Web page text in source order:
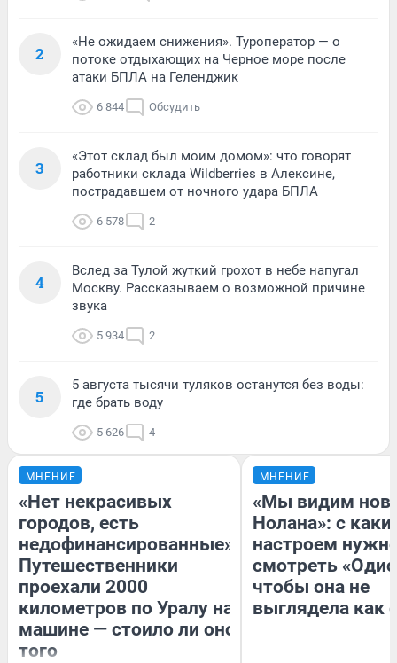
2
«Не ожидаем снижения». Туроператор — о
потоке отдыхающих на Черное море после
атаки БПЛА на Геленджик
6 844 Обсудить
3
«Этот склад был моим домом»: что говорят
работники склада Wildberries в Алексине,
пострадавшем от ночного удара БПЛА
6 578 2
4
Вслед за Тулой жуткий грохот в небе напугал
Москву. Рассказываем о возможной причине
звука
5 934 2
5
5 августа тысячи туляков останутся без воды:
где брать воду
5 626 4
МНЕНИЕ
«Нет некрасивых
городов, есть
недофинансированные».
Путешественники
проехали 2000
километров по Уралу на
машине — стоило ли оно
того
МНЕНИЕ
«Мы видим
Нолана»: с
настроем
смотреть
чтобы она не
выглядела как